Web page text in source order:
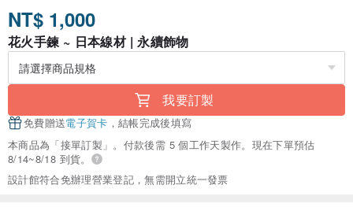
NT$ 1,000
花火手鍊 ~ 日本線材 | 永續飾物
我要訂製
免費贈送電子賀卡 ，結帳完成後填寫
本商品為「接單訂製」。付款後需 5 個工作天製作。現在下單預估
8/14~8/18 到貨。
設計館符合免辦理營業登記，無需開立統一發票